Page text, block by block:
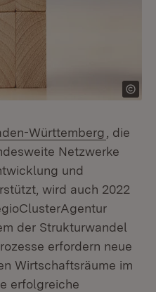
Württemberg (Öffnet
, die
Netzwerke
und
wird auch 2022
der Strukturwandel
erfordern neue
Wirtschaftsräume im
erfolgreiche